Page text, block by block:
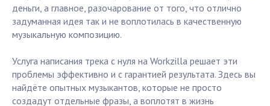
деньги, а главное, разочарование от того, что отлично
задуманная идея так и не воплотилась в качественную
музыкальную композицию.
Услуга написания трека с нуля на Workzilla решает эти
проблемы эффективно и с гарантией результата. Здесь вы
найдёте опытных музыкантов, которые не просто
создадут отдельные фразы, а воплотят в жизнь